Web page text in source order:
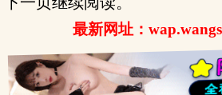
最新网址：